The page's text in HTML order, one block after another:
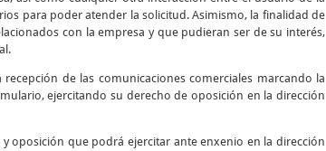
para poder atender la solicitud. Asimismo, la finalidad de
con la empresa y que pudieran ser de su interés,
de las comunicaciones comerciales marcando la
ejercitando su derecho de oposición en la dirección
oposición que podrá ejercitar ante enxenio en la dirección